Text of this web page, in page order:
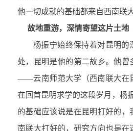
他一切成就的基础都来自西南联大
故地重游，深情寄望这片土地
杨振宁始终保持着对昆明的
处，昆明是他的第二故乡。他曾
——云南师范大学（西南联大在
在回首昆明求学的这段岁月，杨
的基础应该说是在昆明打好的，
南联大打好的，研究方向也是